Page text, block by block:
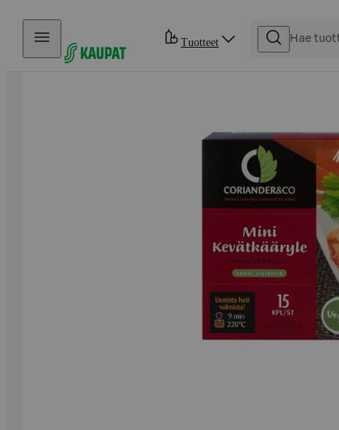
Hyppää sisältöön
Tuotteet